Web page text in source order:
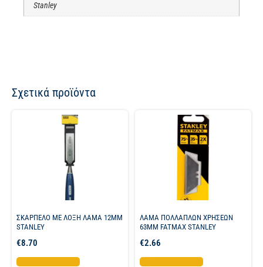
Stanley
Σχετικά προϊόντα
ΣΚΑΡΠΕΛΟ ΜΕ ΛΟΞΗ ΛΑΜΑ 12MM
STANLEY
€8.70
Προσθήκη στο καλάθι
ΛΑΜΑ ΠΟΛΛΑΠΛΩΝ ΧΡΗΣΕΩΝ
63ΜΜ FATMAX STANLEY
€2.66
Προσθήκη στο καλάθι